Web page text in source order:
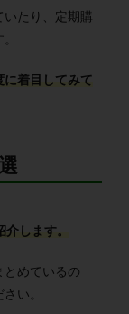
たり、定期購
着目してみて
します。
めているの
い。